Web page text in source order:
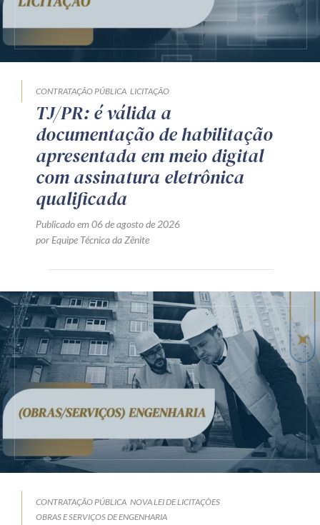
CONTRATAÇÃO PÚBLICA LICITAÇÃO
TJ/PR: é válida a
documentação de habilitação
apresentada em meio digital
com assinatura eletrônica
qualificada
Publicado em 06 de agosto de 2026
por Equipe Técnica da Zênite
CONTRATAÇÃO PÚBLICA NOVA LEI DE LICITAÇÕES
OBRAS E SERVIÇOS DE ENGENHARIA